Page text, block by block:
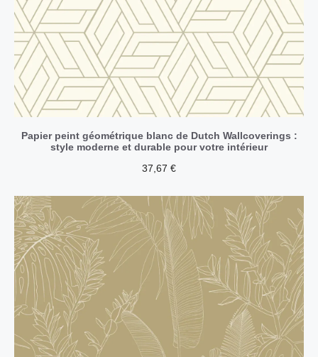
Papier peint géométrique blanc de Dutch Wallcoverings :
style moderne et durable pour votre intérieur
37,67 €